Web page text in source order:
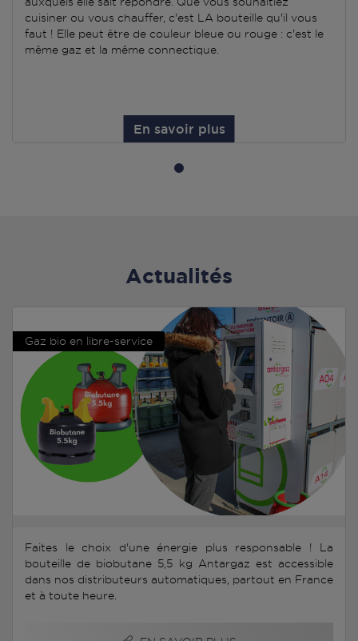
cuisiner ou vous chauffer, c'est LA bouteille qu'il vous
faut ! Elle peut être de couleur bleue ou rouge : c'est le
même gaz et la même connectique.
En savoir plus
Actualités
Gaz bio en libre-service
Faites le choix d'une énergie plus responsable ! La
bouteille de biobutane 5,5 kg Antargaz est accessible
dans nos distributeurs automatiques, partout en France
et à toute heure.